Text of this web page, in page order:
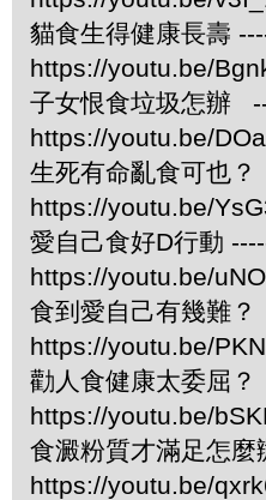
貓食生得健康長壽
https://youtu.be/
子女恨食垃圾怎辦
https://youtu.be/
生死有命亂食可也
https://youtu.be/
愛自己食好D行動
https://youtu.be/
食到愛自己有幾難
https://youtu.be/
勸人食健康太委屈
https://youtu.be/
食澱粉質才滿足怎
https://youtu.be/